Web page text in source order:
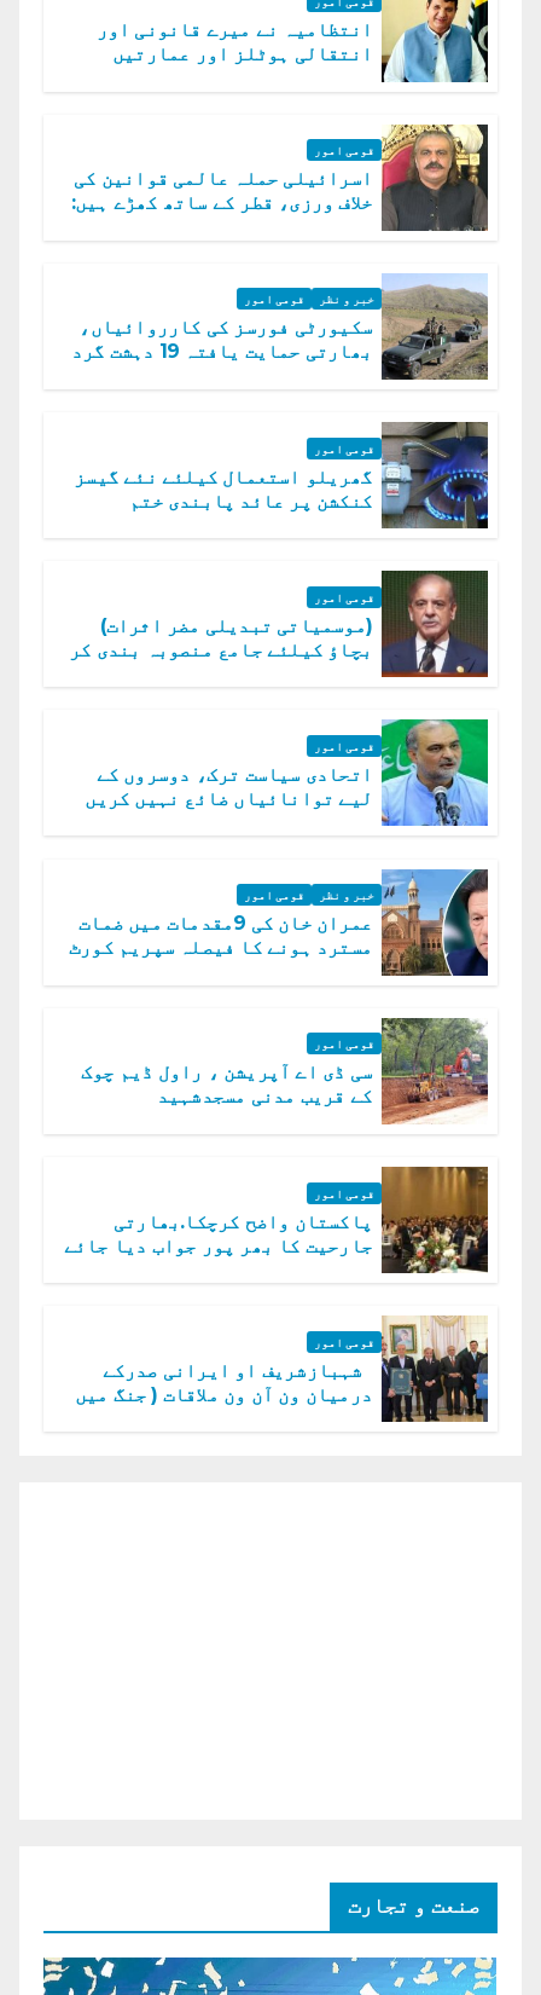
انتظامیہ نے میرے قانونی اور
انتقالی ہوٹلز اور عمارتیں
قومی امور
اسرائیلی حملہ عالمی قوانین کی
خلاف ورزی، قطر کے ساتھ کھڑے ہیں:
خبر و نظر قومی امور
سکیورٹی فورسز کی کارروائیاں،
بھارتی حمایت یافتہ 19 دہشت گرد
قومی امور
گھریلو استعمال کیلئے نئے گیسز
کنکشن پر عائد پابندی ختم
قومی امور
(موسمیاتی تبدیلی مضر اثرات)
بچاؤ کیلئے جامع منصوبہ بندی کر
قومی امور
اتحادی سیاست ترک، دوسروں کے
لیے توانائیاں ضائع نہیں کریں
خبر و نظر قومی امور
عمران خان کی 9مقدمات میں ضمات
مسترد ہونے کا فیصلہ سپریم کورٹ
قومی امور
سی ڈی اے آپریشن ، راول ڈیم چوک
کے قریب مدنی مسجدشہید
قومی امور
پاکستان واضح کرچکا.بھارتی
جارحیت کا بھر پور جواب دیا جائے
قومی امور
شہبازشریف او ایرانی صدرکے
درمیان ون آن ون ملاقات ( جنگ میں
صنعت و تجارت